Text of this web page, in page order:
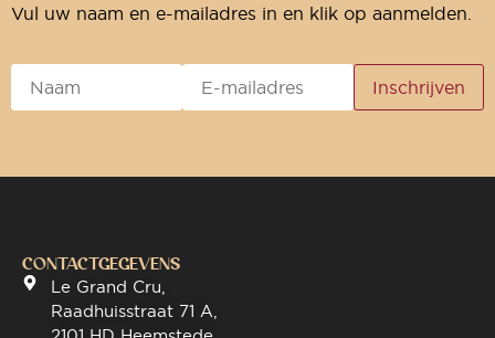
Vul uw naam en e-mailadres in en klik op aanmelden.
CONTACTGEGEVENS
Le Grand Cru,
Raadhuisstraat 71 A,